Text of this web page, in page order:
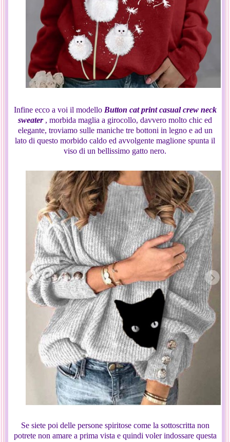
Infine ecco a voi il modello Button cat print casual crew neck
sweater, morbida maglia a girocollo, davvero molto chic ed
elegante, troviamo sulle maniche tre bottoni in legno e ad un
lato di questo morbido caldo ed avvolgente maglione spunta il
viso di un bellissimo gatto nero.
Se siete poi delle persone spiritose come la sottoscritta non
potrete non amare a prima vista e quindi voler indossare questa